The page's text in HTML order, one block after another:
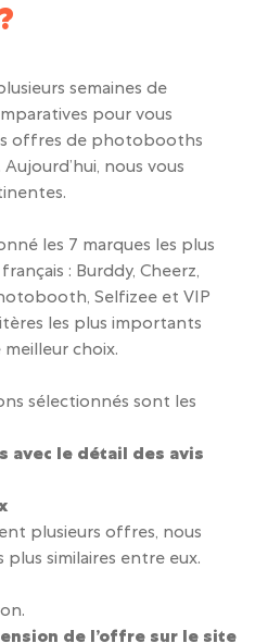
semaines de
pour vous
offres de photobooths
nous vous
les 7 marques les plus
: Burddy, Cheerz,
Selfizee et VIP
les plus importants
choix.
sélectionnés sont les
avec le détail des avis
plusieurs offres, nous
plus similaires entre eux.
de l’offre sur le site